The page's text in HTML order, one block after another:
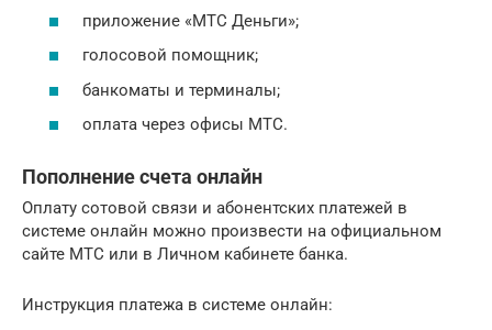
приложение «МТС Деньги»;
голосовой помощник;
банкоматы и терминалы;
оплата через офисы МТС.
Пополнение счета онлайн
Оплату сотовой связи и абонентских платежей в
системе онлайн можно произвести на официальном
сайте МТС или в Личном кабинете банка.
Инструкция платежа в системе онлайн: